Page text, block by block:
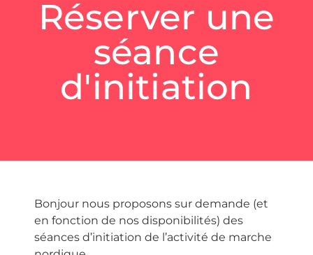
Réserver une
séance
d'initiation
Bonjour nous proposons sur demande (et
en fonction de nos disponibilités) des
séances d’initiation de l’activité de marche